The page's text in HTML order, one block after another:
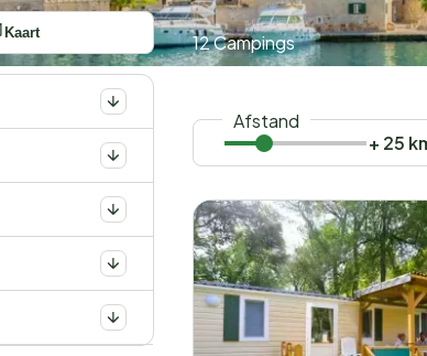
Kaart 12 Campings
Afstand
+ 25